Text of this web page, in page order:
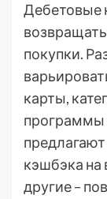
Дебетовые
покупки.
карты,
программы
кэшбэка на
другие –